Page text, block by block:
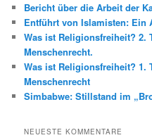
Bericht über die Arbeit der
Entführt von Islamisten: Ein
Was ist Religionsfreiheit? 2.
Menschenrecht.
Was ist Religionsfreiheit? 1.
Menschenrecht
Simbabwe: Stillstand im
NEUESTE KOMMENTARE